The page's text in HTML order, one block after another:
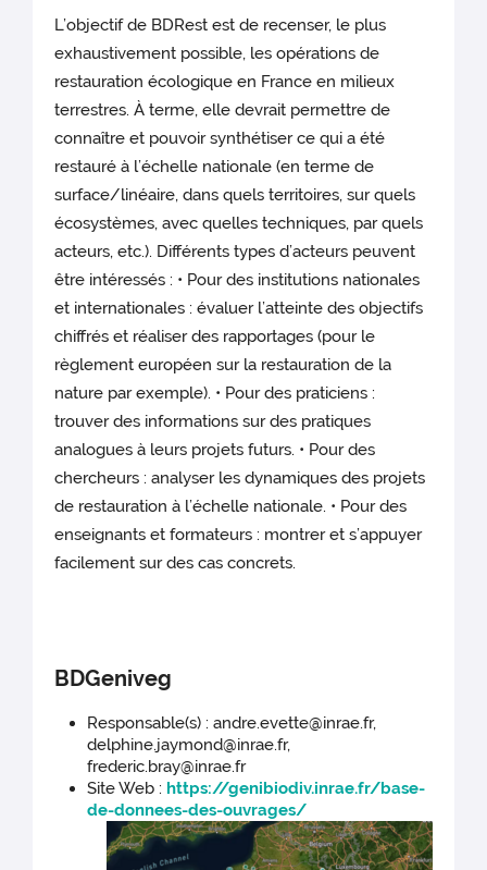
L’objectif de BDRest est de recenser, le plus
exhaustivement possible, les opérations de
restauration écologique en France en milieux
terrestres. À terme, elle devrait permettre de
connaître et pouvoir synthétiser ce qui a été
restauré à l’échelle nationale (en terme de
surface/linéaire, dans quels territoires, sur quels
écosystèmes, avec quelles techniques, par quels
acteurs, etc.). Différents types d’acteurs peuvent
être intéressés : • Pour des institutions nationales
et internationales : évaluer l’atteinte des objectifs
chiffrés et réaliser des rapportages (pour le
règlement européen sur la restauration de la
nature par exemple). • Pour des praticiens :
trouver des informations sur des pratiques
analogues à leurs projets futurs. • Pour des
chercheurs : analyser les dynamiques des projets
de restauration à l’échelle nationale. • Pour des
enseignants et formateurs : montrer et s’appuyer
facilement sur des cas concrets.
BDGeniveg
Responsable(s) : andre.evette@inrae.fr,
delphine.jaymond@inrae.fr,
frederic.bray@inrae.fr
Site Web : https://genibiodiv.inrae.fr/base-
de-donnees-des-ouvrages/